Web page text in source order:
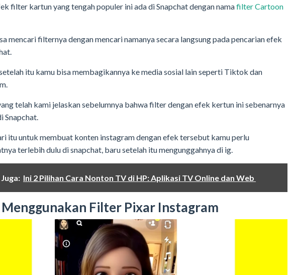
filter kartun yang tengah populer ini ada di Snapchat dengan namafilter Cartoon
mencari filternya dengan mencari namanya secara langsung pada pencarian efek
itu kamu bisa membagikannya ke media sosial lain seperti Tiktok dan
telah kami jelaskan sebelumnya bahwa filter dengan efek kertun ini sebenarnya
Snapchat.
itu untuk membuat konten instagram dengan efek tersebut kamu perlu
terlebih dulu di snapchat, baru setelah itu mengunggahnya di ig.
Ini 2 Pilihan Cara Nonton TV di HP: Aplikasi TV Online dan Web
Menggunakan Filter Pixar Instagram